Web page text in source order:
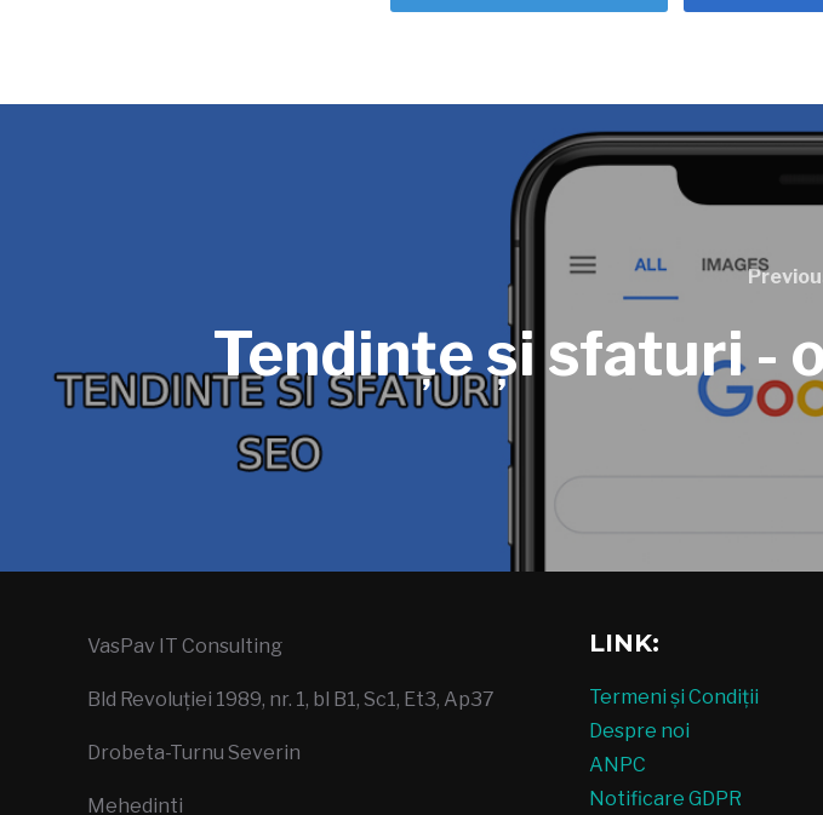
Tendințe și sfaturi -
VasPav IT Consulting
Bld Revoluției 1989, nr. 1, bl B1, Sc1, Et3, Ap37
Drobeta-Turnu Severin
Mehedinti
LINK:
Termeni și Condiții
Despre noi
ANPC
Notificare GDPR